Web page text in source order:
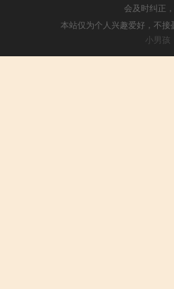
会及时纠正
本站仅为个人兴趣爱好，不接
小男孩